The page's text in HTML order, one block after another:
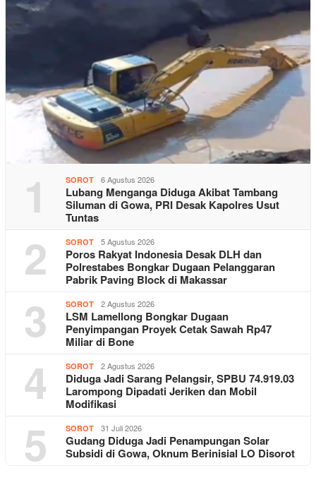
1 SOROT 6 Agustus 2026
Lubang Menganga Diduga Akibat Tambang
Siluman di Gowa, PRI Desak Kapolres Usut
Tuntas
2 SOROT 5 Agustus 2026
Poros Rakyat Indonesia Desak DLH dan
Polrestabes Bongkar Dugaan Pelanggaran
Pabrik Paving Block di Makassar
3 SOROT 2 Agustus 2026
LSM Lamellong Bongkar Dugaan
Penyimpangan Proyek Cetak Sawah Rp47
Miliar di Bone
4 SOROT 2 Agustus 2026
Diduga Jadi Sarang Pelangsir, SPBU 74.919.03
Larompong Dipadati Jeriken dan Mobil
Modifikasi
5 SOROT 31 Juli 2026
Gudang Diduga Jadi Penampungan Solar
Subsidi di Gowa, Oknum Berinisial LO Disorot